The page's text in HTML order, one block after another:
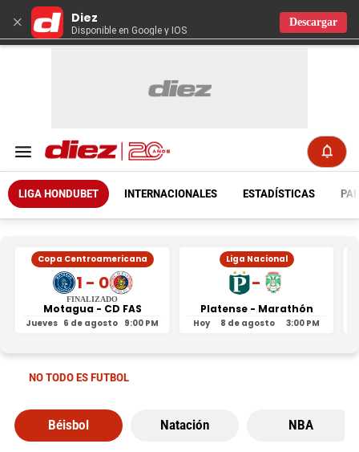
× Diez
Disponible en Google y IOS
Descargar
LIGA HONDUBET INTERNACIONALES ESTADÍSTICAS
Copa Centroamericana
1 - 0
FINALIZADO
Motagua - CD FAS
Jueves 6 de agosto 9:00 PM
Liga Nacional
-
Platense - Marathón
Hoy 8 de agosto 3:00 PM
NO TODO ES FUTBOL
Béisbol Natación NBA